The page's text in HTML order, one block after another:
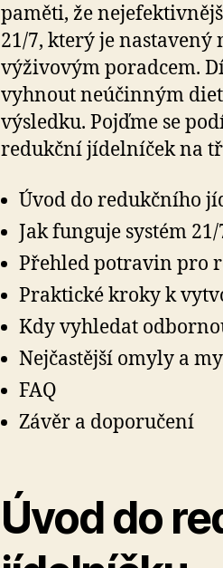
paměti, že
21/7, který je
výživovým poradcem.
vyhnout neúčinným
výsledku. Pojďme se
redukční jídelníček na
Úvod do redukčního
Jak funguje systém 21/
Přehled potravin pro
Praktické kroky k
Kdy vyhledat
Nejčastější omyly a
FAQ
Závěr a doporučení
Úvod do